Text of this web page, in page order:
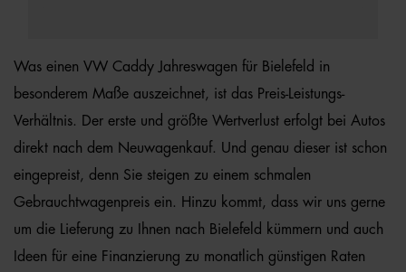
Was einen VW Caddy Jahreswagen für Bielefeld in
besonderem Maße auszeichnet, ist das Preis-Leistungs-
Verhältnis. Der erste und größte Wertverlust erfolgt bei Autos
direkt nach dem Neuwagenkauf. Und genau dieser ist schon
eingepreist, denn Sie steigen zu einem schmalen
Gebrauchtwagenpreis ein. Hinzu kommt, dass wir uns gerne
um die Lieferung zu Ihnen nach Bielefeld kümmern und auch
Ideen für eine Finanzierung zu monatlich günstigen Raten